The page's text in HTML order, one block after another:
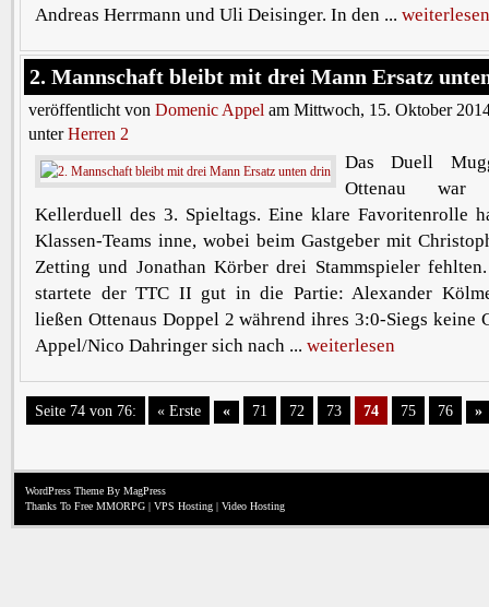
Andreas Herrmann und Uli Deisinger. In den ... weiterlesen
2. Mannschaft bleibt mit drei Mann Ersatz
veröffentlicht von Domenic Appel am Mittwoch, 15. Oktober
unterHerren 2
Das Duell
Ottenau war
Kellerduell des 3. Spieltags. Eine klare Favoritenrolle
Klassen-Teams inne, wobei beim Gastgeber mit
Zetting und Jonathan Körber drei Stammspieler
startete der TTC II gut in die Partie: Alexander
ließen Ottenaus Doppel 2 während ihres 3:0-Siegs keine
Appel/Nico Dahringer sich nach ... weiterlesen
Seite 74 von 76: « Erste « 71 72 73 74 75 76 »
WordPress Theme By MagPress
Thanks To Free MMORPG | VPS Hosting | Video Hosting